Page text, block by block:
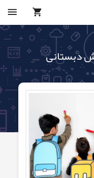
دبستانی